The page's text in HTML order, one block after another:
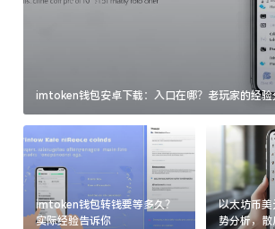
imtoken钱包安卓下载：入口在哪？老玩家的经验
imtoken钱包转钱要等多久？
实际经验告诉你
以太坊币
势分析，散